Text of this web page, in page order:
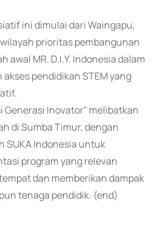
ini dimulai dari Waingapu,
prioritas pembangunan
awal MR. D.I.Y. Indonesia dalam
pendidikan STEM yang
Inovator" melibatkan
di Sumba Timur, dengan
SUKA Indonesia untuk
program yang relevan
dan memberikan dampak
tenaga pendidik. (end)